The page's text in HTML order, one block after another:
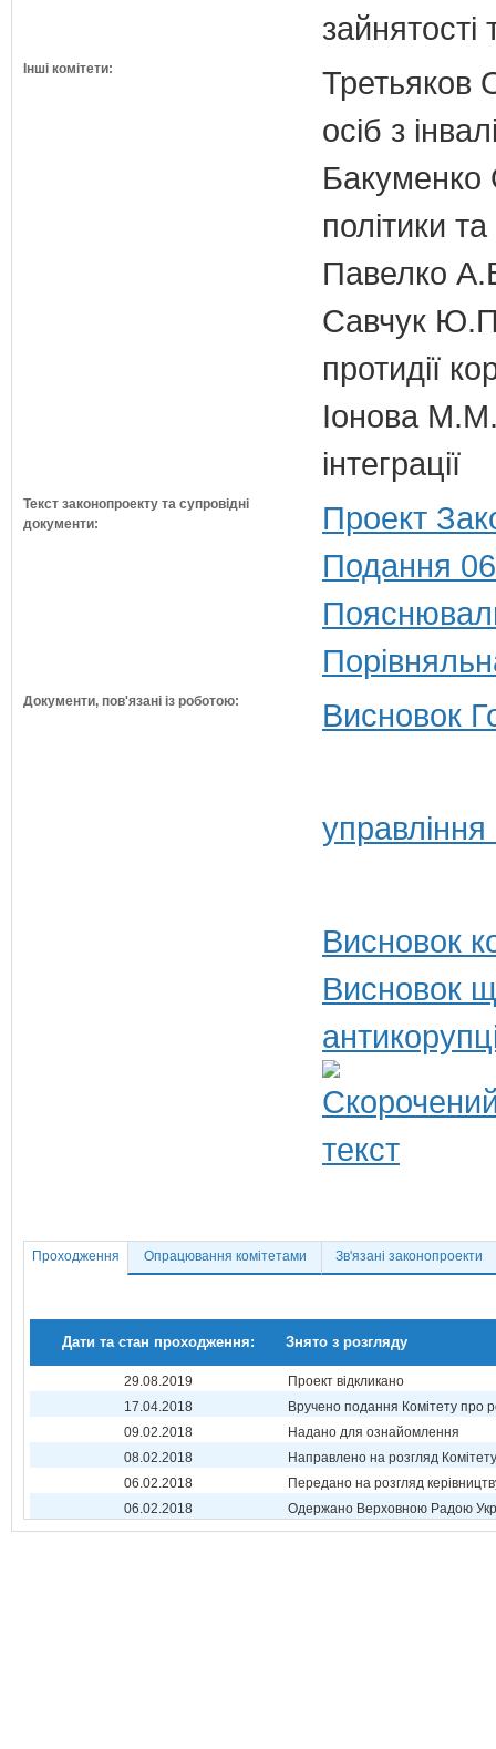
зайнятості
Інші комітети:
Третьяков
осіб з
Бакуменко
політики
Павелко
Савчук Ю.П.
протидії
Іонова М.М.
інтеграції
Текст законопроекту та супровідні
документи:
Проект
Подання
Документи, пов'язані із роботою: Висновок
Висновок
Висновок
Проходження Опрацювання комітетами Зв'язані законопроекти
Дати та стан проходження: Знято з розгляду
29.08.2019
Проект відкликано
17.04.2018
Вручено подання Комітету про
09.02.2018
Надано для ознайомлення
08.02.2018
Направлено на розгляд Комітету
06.02.2018
Передано на розгляд
06.02.2018
Одержано Верховною Радою